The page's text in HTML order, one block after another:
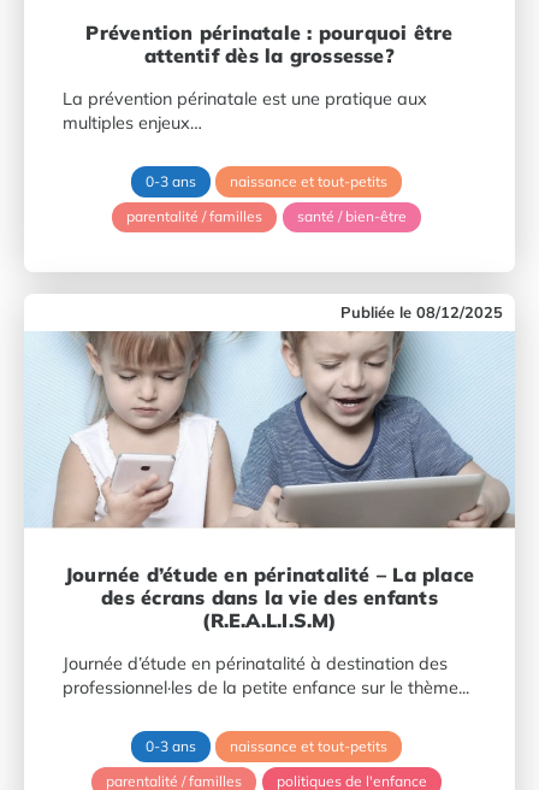
Prévention périnatale : pourquoi être
attentif dès la grossesse?
La prévention périnatale est une pratique aux
multiples enjeux…
0-3 ans
naissance et tout-petits
parentalité / familles
santé / bien-être
08/12/2025
Journée d’étude en périnatalité – La place
des écrans dans la vie des enfants
(R.E.A.L.I.S.M)
Journée d’étude en périnatalité à destination des
professionnel·les de la petite enfance sur le thème...
0-3 ans
naissance et tout-petits
parentalité / familles
politiques de l'enfance